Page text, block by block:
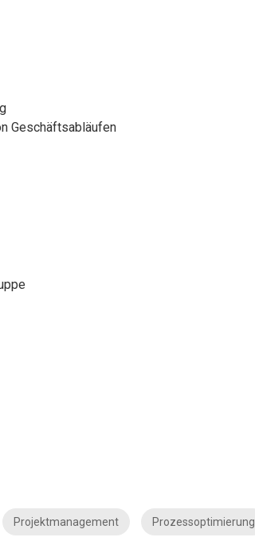
Geschäftsabläufen
Projektmanagement Prozessoptimierung